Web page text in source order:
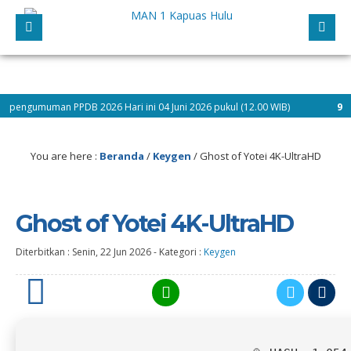
2026 Hari ini 04 Juni 2026 pukul (12.00 WIB)
9 bulan yang
Pesserta Didik Baru dan Selamat Mengikuti Kegiatan Matsama Tahun
You are here : Beranda / Keygen /Ghost of Yotei 4K-UltraHD
Ghost of Yotei 4K-UltraHD
Diterbitkan : Senin, 22 Jun 2026- Kategori : Keygen